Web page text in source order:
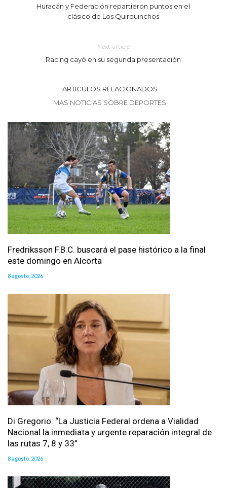
Huracán y Federación repartieron puntos en el
clásico de Los Quirquinchos
Next article
Racing cayó en su segunda presentación
ARTICULOS RELACIONADOS
MAS NOTICIAS SOBRE DEPORTES
Fredriksson F.B.C. buscará el pase histórico a la final
este domingo en Alcorta
8 agosto, 2026
Di Gregorio: “La Justicia Federal ordena a Vialidad
Nacional la inmediata y urgente reparación integral de
las rutas 7, 8 y 33”
8 agosto, 2026